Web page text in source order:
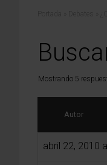
Mostrando 5
Autor
abril 22, 2010